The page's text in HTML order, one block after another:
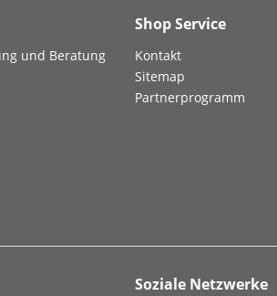
und Beratung
Shop Service
Kontakt
Sitemap
Partnerprogramm
Soziale Netzwerke